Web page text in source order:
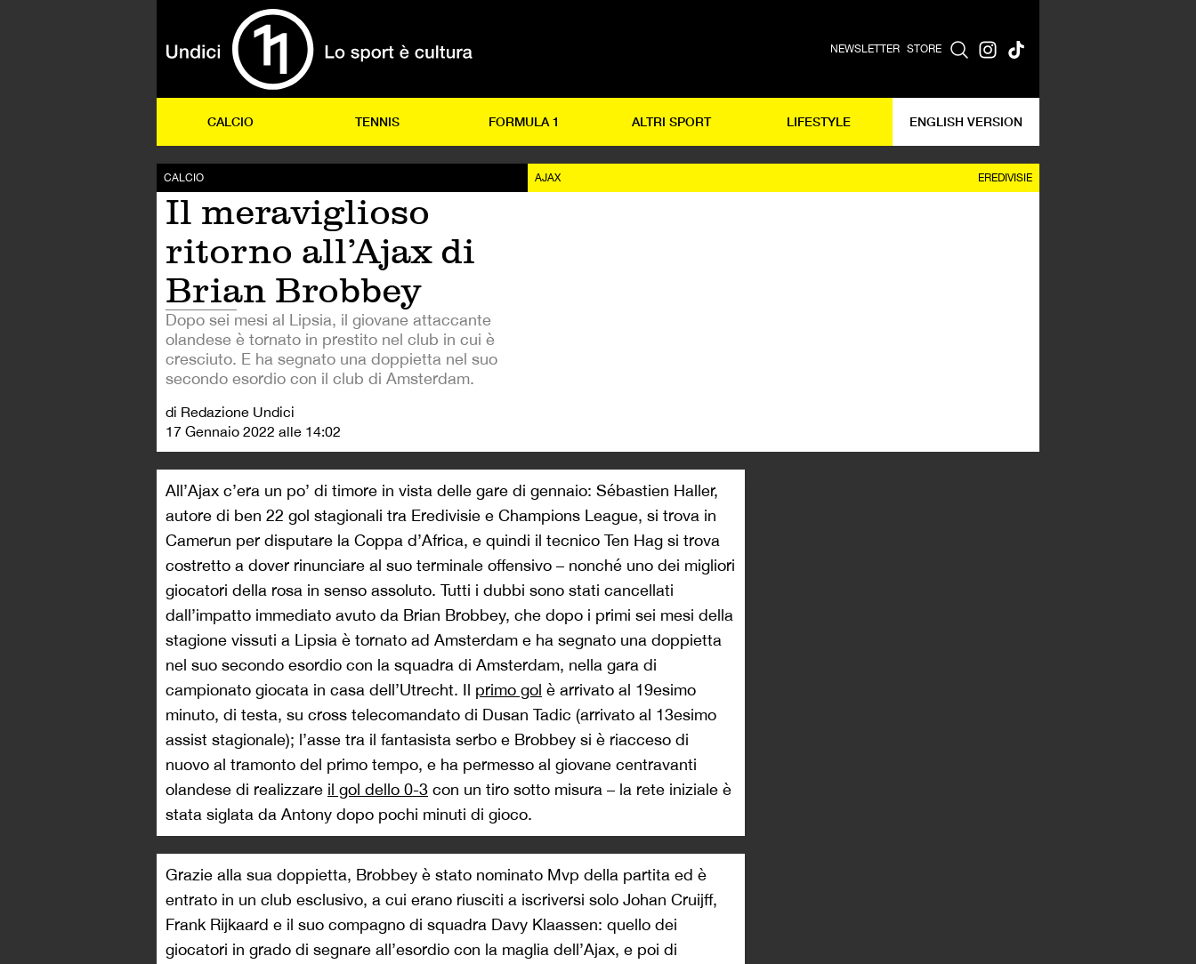
NEWSLETTER STORE
CALCIO TENNIS FORMULA 1 ALTRI SPORT LIFESTYLE ENGLISH VERSION
CALCIO
Il meraviglioso
ritorno all’Ajax di
Brian Brobbey
Dopo sei mesi al Lipsia, il giovane attaccante
olandese è tornato in prestito nel club in cui è
cresciuto. E ha segnato una doppietta nel suo
secondo esordio con il club di Amsterdam.
di Redazione Undici
17 Gennaio 2022 alle 14:02
AJAX EREDIVISIE
All’Ajax c’era un po’ di timore in vista delle gare di gennaio: Sébastien Haller,
autore di ben 22 gol stagionali tra Eredivisie e Champions League, si trova in
Camerun per disputare la Coppa d’Africa, e quindi il tecnico Ten Hag si trova
costretto a dover rinunciare al suo terminale offensivo – nonché uno dei migliori
giocatori della rosa in senso assoluto. Tutti i dubbi sono stati cancellati
dall’impatto immediato avuto da Brian Brobbey, che dopo i primi sei mesi della
stagione vissuti a Lipsia è tornato ad Amsterdam e ha segnato una doppietta
nel suo secondo esordio con la squadra di Amsterdam, nella gara di
campionato giocata in casa dell’Utrecht. Il primo gol è arrivato al 19esimo
minuto, di testa, su cross telecomandato di Dusan Tadic (arrivato al 13esimo
assist stagionale); l’asse tra il fantasista serbo e Brobbey si è riacceso di
nuovo al tramonto del primo tempo, e ha permesso al giovane centravanti
olandese di realizzare il gol dello 0-3 con un tiro sotto misura – la rete iniziale è
stata siglata da Antony dopo pochi minuti di gioco.
Grazie alla sua doppietta, Brobbey è stato nominato Mvp della partita ed è
entrato in un club esclusivo, a cui erano riusciti a iscriversi solo Johan Cruijff,
Frank Rijkaard e il suo compagno di squadra Davy Klaassen: quello dei
giocatori in grado di segnare all’esordio con la maglia dell’Ajax, e poi di